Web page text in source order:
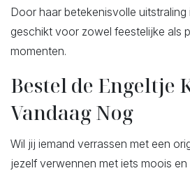
Door haar betekenisvolle
geschikt voor zowel feestelijke als
momenten.
Bestel de Engeltje
Vandaag Nog
Wil jij iemand verrassen met een
jezelf verwennen met iets moois